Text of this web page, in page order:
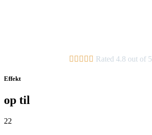
     Rated 4.8 out of 5
Effekt
op til
22